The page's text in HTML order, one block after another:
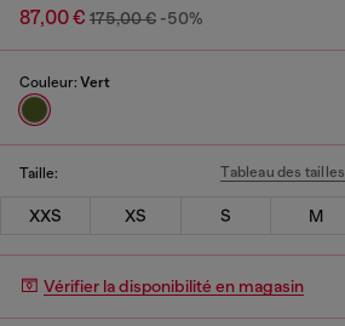
87,00 € 175,00 € -50%
Couleur: Vert
Taille: Tableau des tailles
XXS XS S M
Vérifier la disponibilité en magasin